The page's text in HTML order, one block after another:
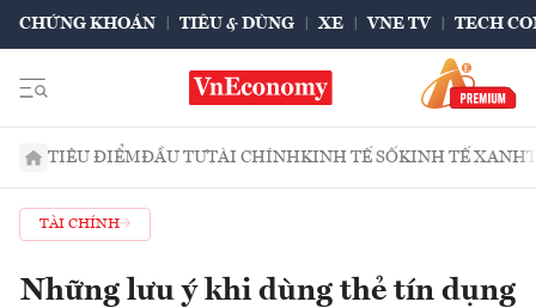
CHỨNG KHOÁN TIÊU & DÙNG XE VNE TV TECH
TIÊU ĐIỂMĐẦU TƯTÀI CHÍNHKINH TẾ SỐKINH TẾ XANH
TÀI CHÍNH
Những lưu ý khi dùng thẻ tín dụng